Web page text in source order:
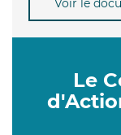
Voir le
Le